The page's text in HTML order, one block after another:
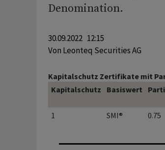
Denomination.
30.09.2022 12:15
Von Leonteq Securities AG
Kapitalschutz Zertifikate mit
Kapitalschutz
Basiswert
1 SMI® 0.75